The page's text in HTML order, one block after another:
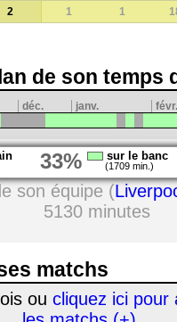
2 1 1
de son temps
déc. janv. févr.
33% sur le banc
(1709 min.)
son équipe (
5130 minutes
matchs
ou cliquez ici pour